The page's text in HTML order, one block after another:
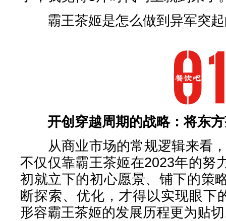
霸王茶姬是怎么做到异军突起
开创穿越周期的战略：将东
从商业市场的常规逻辑来看，
不仅仅靠霸王茶姬在2023年的努
初就立下的初心愿景、铺下的策
断探索、优化，才得以实现眼下
形容霸王茶姬的发展历程更为贴